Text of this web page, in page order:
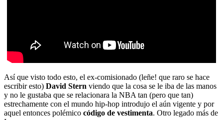
Así que visto todo esto, el ex-comisionado (leñe! que raro se hace
escribir esto) David Stern viendo que la cosa se le iba de las manos
y no le gustaba que se relacionara la NBA tan (pero que tan)
estrechamente con el mundo hip-hop introdujo el aún vigente y por
aquel entonces polémico código de vestimenta. Otro legado más de